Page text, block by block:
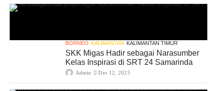
BORNEO KALIMANTAN KALIMANTAN TIMUR
SKK Migas Hadir sebagai Narasumber
Kelas Inspirasi di SRT 24 Samarinda
Admin Des 12, 2025